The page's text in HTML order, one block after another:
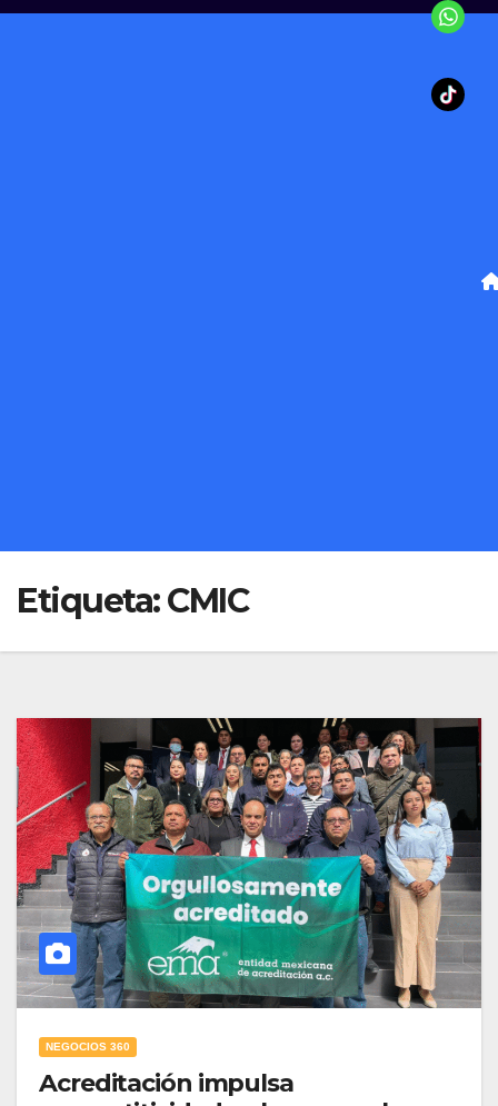
Etiqueta:CMIC
NEGOCIOS 360
Acreditación impulsa